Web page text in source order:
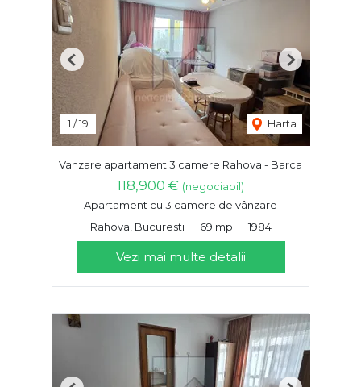
1 /19 Harta
Previous Next
Vanzare apartament 3 camere Rahova - Barca
118,900 € (negociabil)
Apartament cu 3 camere de vânzare
Rahova, Bucuresti
69 mp 1984
Vezi mai multe detalii